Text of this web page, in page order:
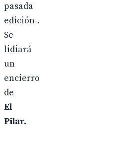
pasada
edición-.
Se
lidiará
un
encierro
de
El
Pilar.